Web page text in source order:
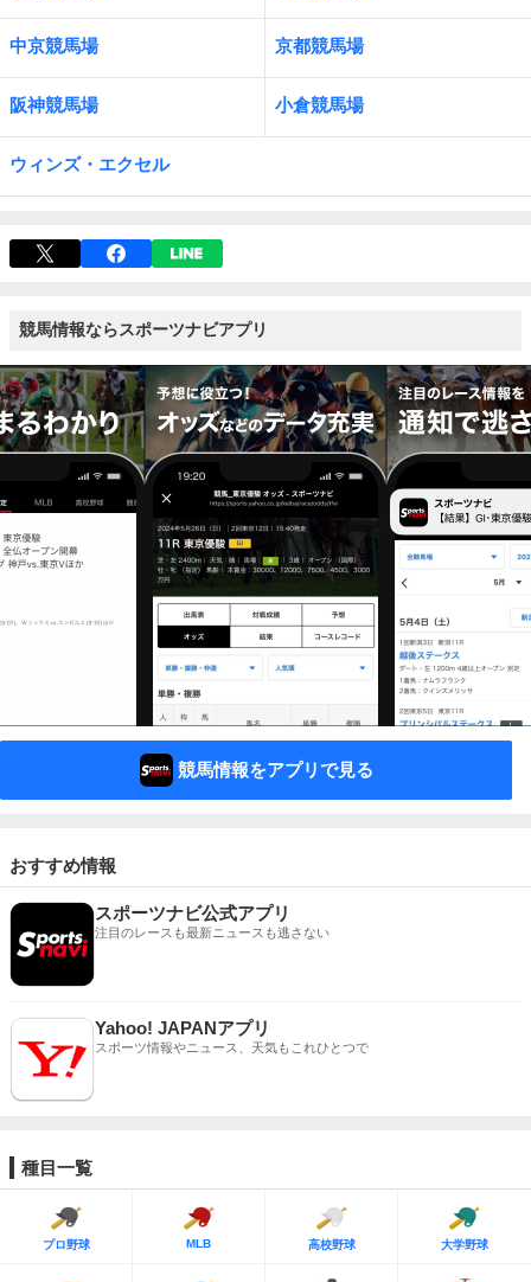
中京競馬場 京都競馬場
阪神競馬場 小倉競馬場
ウィンズ・エクセル
競馬情報ならスポーツナビアプリ
競馬情報をアプリで見る
おすすめ情報
スポーツナビ公式アプリ
注目のレースも最新ニュースも逃さない
Yahoo! JAPANアプリ
スポーツ情報やニュース、天気もこれひとつで
種目一覧
プロ野球 MLB 高校野球 大学野球